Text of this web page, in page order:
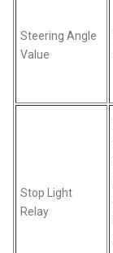
Steering Angle
Value
Stop Light
Relay